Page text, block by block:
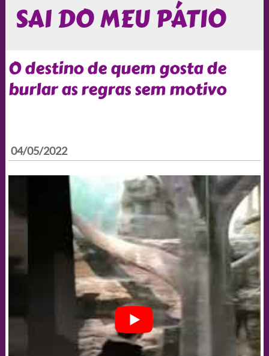
SAI DO MEU PÁTIO
O destino de quem gosta de
burlar as regras sem motivo
04/05/2022